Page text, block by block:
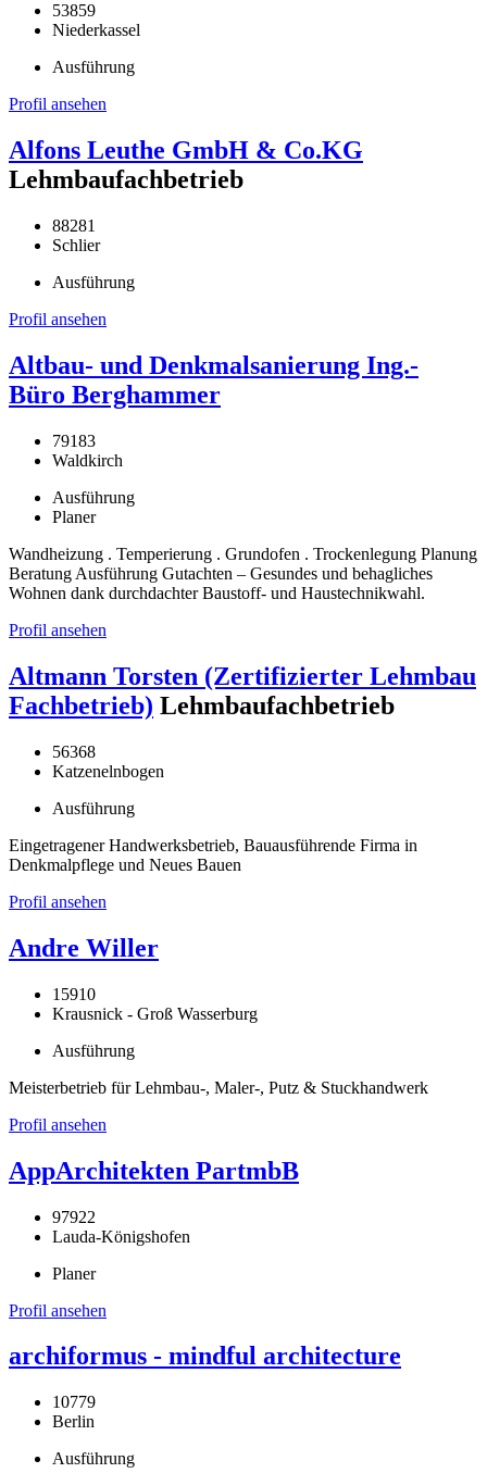
53859
Niederkassel
Ausführung
Profil ansehen
Alfons Leuthe GmbH & Co.KG
Lehmbaufachbetrieb
88281
Schlier
Ausführung
Profil ansehen
Altbau- und Denkmalsanierung Ing.-
Büro Berghammer
79183
Waldkirch
Ausführung
Planer
Wandheizung . Temperierung . Grundofen . Trockenlegung Planung
Beratung Ausführung Gutachten – Gesundes und behagliches
Wohnen dank durchdachter Baustoff- und Haustechnikwahl.
Profil ansehen
Altmann Torsten (Zertifizierter Lehmbau
Fachbetrieb) Lehmbaufachbetrieb
56368
Katzenelnbogen
Ausführung
Eingetragener Handwerksbetrieb, Bauausführende Firma in
Denkmalpflege und Neues Bauen
Profil ansehen
Andre Willer
15910
Krausnick - Groß Wasserburg
Ausführung
Meisterbetrieb für Lehmbau-, Maler-, Putz & Stuckhandwerk
Profil ansehen
AppArchitekten PartmbB
97922
Lauda-Königshofen
Planer
Profil ansehen
archiformus - mindful architecture
10779
Berlin
Ausführung